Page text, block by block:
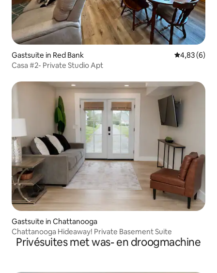
Gastsuite in Red Bank Gemiddelde
4,83 (6)
Casa #2- Private Studio Apt
Gastsuite in Chattanooga
Chattanooga Hideaway! Private Basement Suite
Privésuites met was- en droogmachine